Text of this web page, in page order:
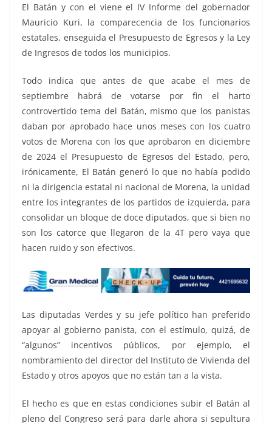
El Batán y con el viene el IV Informe del gobernador
Mauricio Kuri, la comparecencia de los funcionarios
estatales, enseguida el Presupuesto de Egresos y la Ley
de Ingresos de todos los municipios.
Todo indica que antes de que acabe el mes de
septiembre habrá de votarse por fin el harto
controvertido tema del Batán, mismo que los panistas
daban por aprobado hace unos meses con los cuatro
votos de Morena con los que aprobaron en diciembre
de 2024 el Presupuesto de Egresos del Estado, pero,
irónicamente, El Batán generó lo que no había podido
ni la dirigencia estatal ni nacional de Morena, la unidad
entre los integrantes de los partidos de izquierda, para
consolidar un bloque de doce diputados, que si bien no
son los catorce que llegaron de la 4T pero vaya que
hacen ruido y son efectivos.
Las diputadas Verdes y su jefe político han preferido
apoyar al gobierno panista, con el estímulo, quizá, de
“algunos” incentivos públicos, por ejemplo, el
nombramiento del director del Instituto de Vivienda del
Estado y otros apoyos que no están tan a la vista.
El hecho es que en estas condiciones subir el Batán al
pleno del Congreso será para darle ahora si sepultura